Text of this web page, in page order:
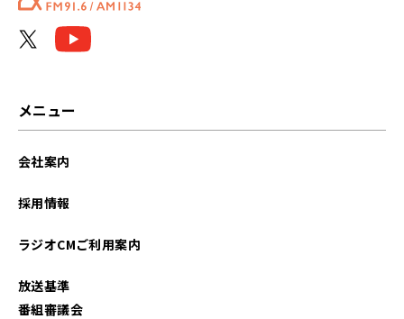
メニュー
会社案内
採用情報
ラジオCMご利用案内
放送基準
番組審議会